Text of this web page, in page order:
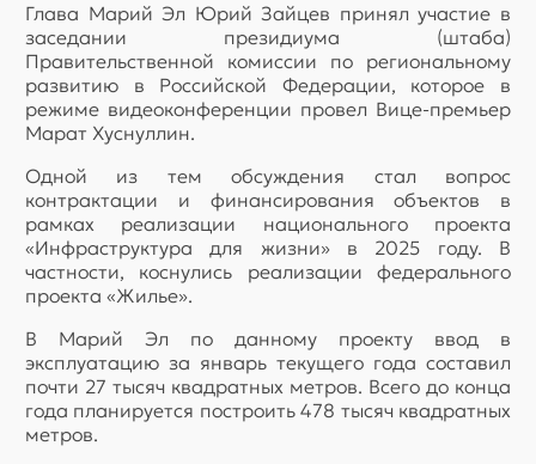
Глава Марий Эл Юрий Зайцев принял участие в
заседании президиума (штаба)
Правительственной комиссии по региональному
развитию в Российской Федерации, которое в
режиме видеоконференции провел Вице-премьер
Марат Хуснуллин.
Одной из тем обсуждения стал вопрос
контрактации и финансирования объектов в
рамках реализации национального проекта
«Инфраструктура для жизни» в 2025 году. В
частности, коснулись реализации федерального
проекта «Жилье».
В Марий Эл по данному проекту ввод в
эксплуатацию за январь текущего года составил
почти 27 тысяч квадратных метров. Всего до конца
года планируется построить 478 тысяч квадратных
метров.